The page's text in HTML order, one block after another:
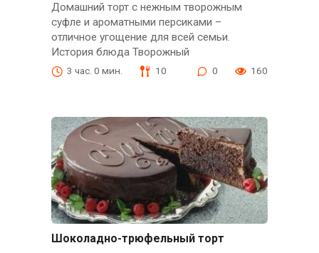
Домашний торт с нежным творожным
суфле и ароматными персиками –
отличное угощение для всей семьи.
История блюда Творожный
3 час. 0 мин. 10 0 160
Шоколадно-трюфельный торт